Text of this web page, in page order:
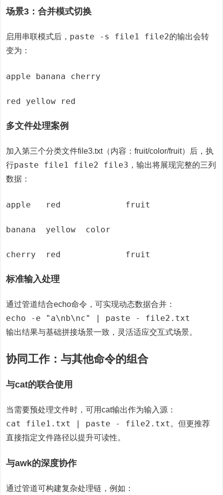
场景3：合并模式切换
启用串联模式后， paste -s file1 file2的输出会转
变为：
apple banana cherry
red yellow red
多文件处理案例
加入第三个分类文件file3.txt（内容：fruit/color/fruit）后，执
行paste file1 file2 file3 ，输出将展现完整的三列
数据：
apple	red		fruit
banana	yellow	color
cherry	red		fruit
标准输入处理
通过管道结合echo命令，可实现动态数据合并：
echo -e "a\nb\nc" | paste - file2.txt
输出结果与基础拼接场景一致，灵活适应交互式场景。
协同工作：与其他命令的组合
与cat的联合使用
当需要预处理文件时，可用cat输出作为输入源：
cat file1.txt | paste - file2.txt 。但更推荐
直接指定文件路径以提升可读性。
与awk的深度协作
通过管道可构建复杂处理链，例如：